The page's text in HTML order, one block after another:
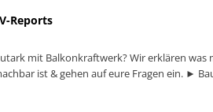
Reports
mit Balkonkraftwerk? Wir erklären
ist & gehen auf eure Fragen ein. ►